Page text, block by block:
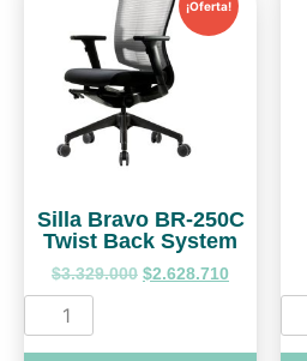
¡Oferta!
Silla Bravo BR-250C
Twist Back System
$3.329.000 $2.628.710